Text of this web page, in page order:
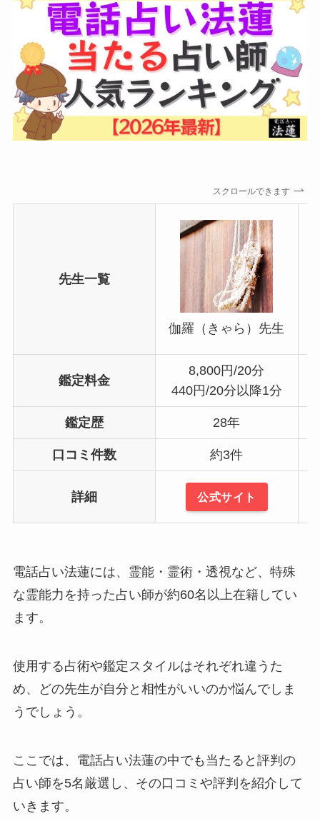
スクロールできます
先生一覧
伽羅（きゃら）先生
鑑定料金
8,800円/20分
440円/20分以降1分
鑑定歴 28年
口コミ件数 約3件
詳細 公式サイト
電話占い法蓮には、霊能・霊術・透視など、特殊
な霊能力を持った占い師が約60名以上在籍してい
ます。
使用する占術や鑑定スタイルはそれぞれ違うた
め、どの先生が自分と相性がいいのか悩んでしま
うでしょう。
ここでは、電話占い法蓮の中でも当たると評判の
占い師を5名厳選し、その口コミや評判を紹介して
いきます。